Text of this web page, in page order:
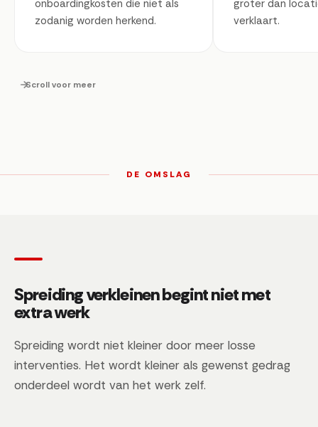
onboardingkosten die niet als
zodanig worden herkend.
groter dan
verklaart.
Scroll voor meer
DE OMSLAG
Spreiding verkleinen begint niet met
extra werk
Spreiding wordt niet kleiner door meer losse
interventies. Het wordt kleiner als gewenst gedrag
onderdeel wordt van het werk zelf.